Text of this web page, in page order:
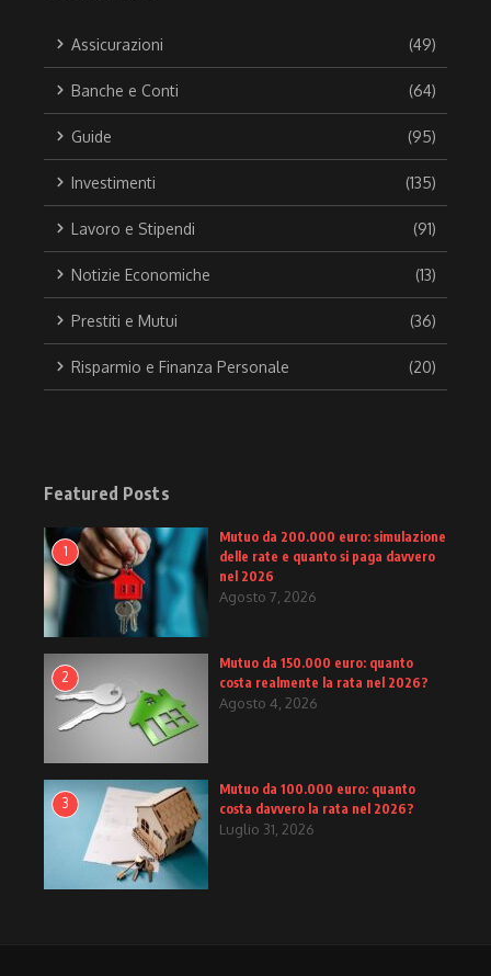
Assicurazioni (49)
Banche e Conti (64)
Guide (95)
Investimenti (135)
Lavoro e Stipendi (91)
Notizie Economiche (13)
Prestiti e Mutui (36)
Risparmio e Finanza Personale (20)
Featured Posts
1
Mutuo da 200.000 euro: simulazione
delle rate e quanto si paga davvero
nel 2026
Agosto 7, 2026
2
Mutuo da 150.000 euro: quanto
costa realmente la rata nel 2026?
Agosto 4, 2026
3
Mutuo da 100.000 euro: quanto
costa davvero la rata nel 2026?
Luglio 31, 2026